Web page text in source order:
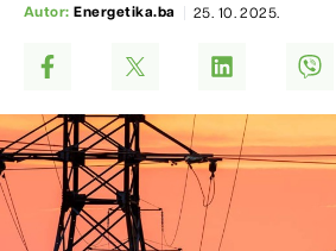
Autor: Energetika.ba 25. 10. 2025.